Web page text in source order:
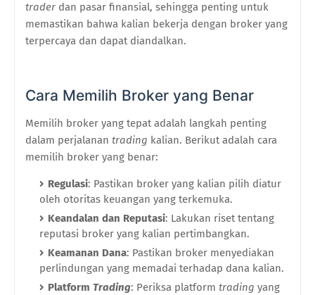
trader dan pasar finansial, sehingga penting untuk
memastikan bahwa kalian bekerja dengan broker yang
terpercaya dan dapat diandalkan.
Cara Memilih Broker yang Benar
Memilih broker yang tepat adalah langkah penting
dalam perjalanan trading kalian. Berikut adalah cara
memilih broker yang benar:
Regulasi: Pastikan broker yang kalian pilih diatur
oleh otoritas keuangan yang terkemuka.
Keandalan dan Reputasi: Lakukan riset tentang
reputasi broker yang kalian pertimbangkan.
Keamanan Dana: Pastikan broker menyediakan
perlindungan yang memadai terhadap dana kalian.
Platform Trading: Periksa platform trading yang